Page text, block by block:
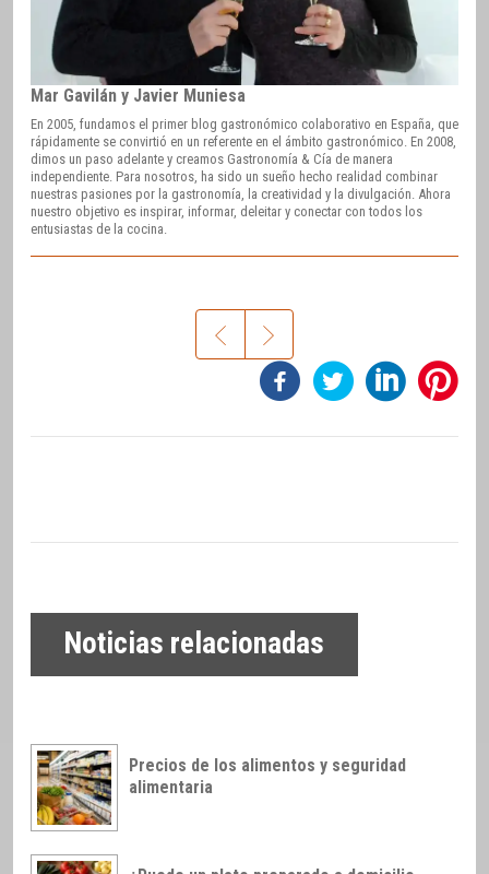
Mar Gavilán y Javier Muniesa
En 2005, fundamos el primer blog gastronómico colaborativo en España, que
rápidamente se convirtió en un referente en el ámbito gastronómico. En 2008,
dimos un paso adelante y creamos Gastronomía & Cía de manera
independiente. Para nosotros, ha sido un sueño hecho realidad combinar
nuestras pasiones por la gastronomía, la creatividad y la divulgación. Ahora
nuestro objetivo es inspirar, informar, deleitar y conectar con todos los
entusiastas de la cocina.
Noticias relacionadas
Precios de los alimentos y seguridad
alimentaria